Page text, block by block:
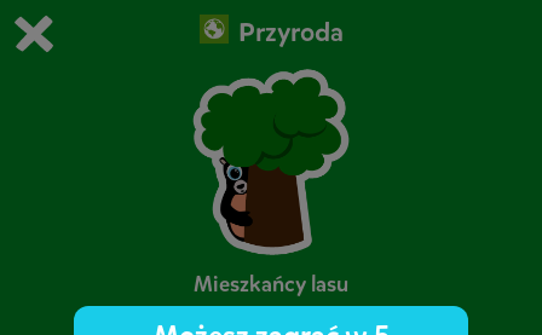
Grasz w wersję demonstracyjną Squli
Kup teraz!
1
Przyroda
Mieszkańcy lasu